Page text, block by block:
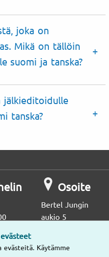
joka on
Mikä on tällöin
suomi ja tanska?
jälkieditoidulle
tanska?
evästeitä. Käytämme
Osoite
Bertel Jungin
aukio 5